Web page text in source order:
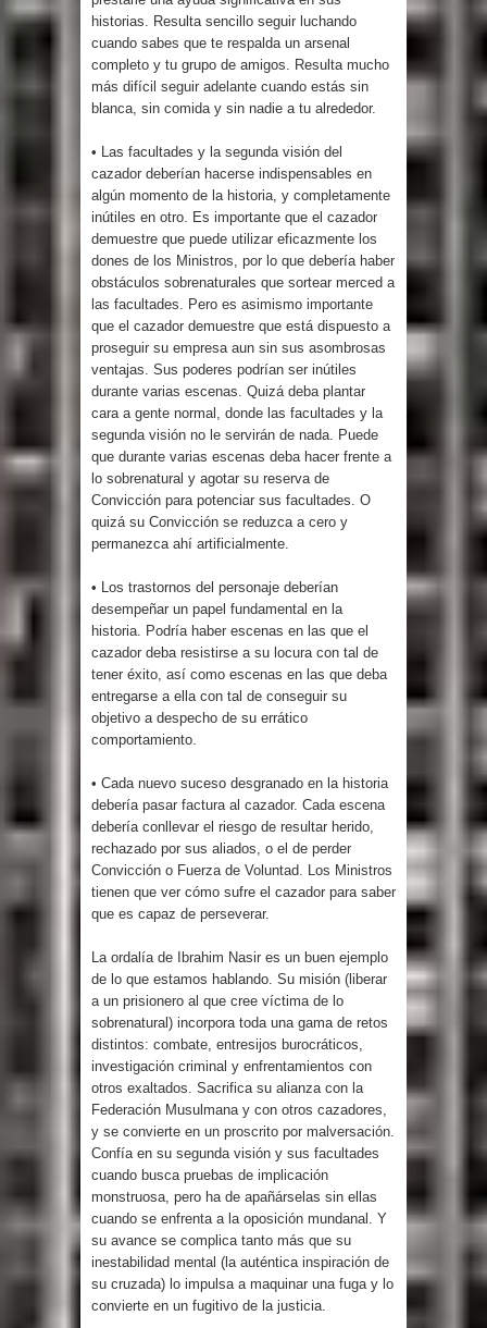
historias. Resulta sencillo seguir luchando
cuando sabes que te respalda un arsenal
completo y tu grupo de amigos. Resulta mucho
más difícil seguir adelante cuando estás sin
blanca, sin comida y sin nadie a tu alrededor.
• Las facultades y la segunda visión del
cazador deberían hacerse indispensables en
algún momento de la historia, y completamente
inútiles en otro. Es importante que el cazador
demuestre que puede utilizar eficazmente los
dones de los Ministros, por lo que debería haber
obstáculos sobrenaturales que sortear merced a
las facultades. Pero es asimismo importante
que el cazador demuestre que está dispuesto a
proseguir su empresa aun sin sus asombrosas
ventajas. Sus poderes podrían ser inútiles
durante varias escenas. Quizá deba plantar
cara a gente normal, donde las facultades y la
segunda visión no le servirán de nada. Puede
que durante varias escenas deba hacer frente a
lo sobrenatural y agotar su reserva de
Convicción para potenciar sus facultades. O
quizá su Convicción se reduzca a cero y
permanezca ahí artificialmente.
• Los trastornos del personaje deberían
desempeñar un papel fundamental en la
historia. Podría haber escenas en las que el
cazador deba resistirse a su locura con tal de
tener éxito, así como escenas en las que deba
entregarse a ella con tal de conseguir su
objetivo a despecho de su errático
comportamiento.
• Cada nuevo suceso desgranado en la historia
debería pasar factura al cazador. Cada escena
debería conllevar el riesgo de resultar herido,
rechazado por sus aliados, o el de perder
Convicción o Fuerza de Voluntad. Los Ministros
tienen que ver cómo sufre el cazador para saber
que es capaz de perseverar.
La ordalía de Ibrahim Nasir es un buen ejemplo
de lo que estamos hablando. Su misión (liberar
a un prisionero al que cree víctima de lo
sobrenatural) incorpora toda una gama de retos
distintos: combate, entresijos burocráticos,
investigación criminal y enfrentamientos con
otros exaltados. Sacrifica su alianza con la
Federación Musulmana y con otros cazadores,
y se convierte en un proscrito por malversación.
Confía en su segunda visión y sus facultades
cuando busca pruebas de implicación
monstruosa, pero ha de apañárselas sin ellas
cuando se enfrenta a la oposición mundanal. Y
su avance se complica tanto más que su
inestabilidad mental (la auténtica inspiración de
su cruzada) lo impulsa a maquinar una fuga y lo
convierte en un fugitivo de la justicia.